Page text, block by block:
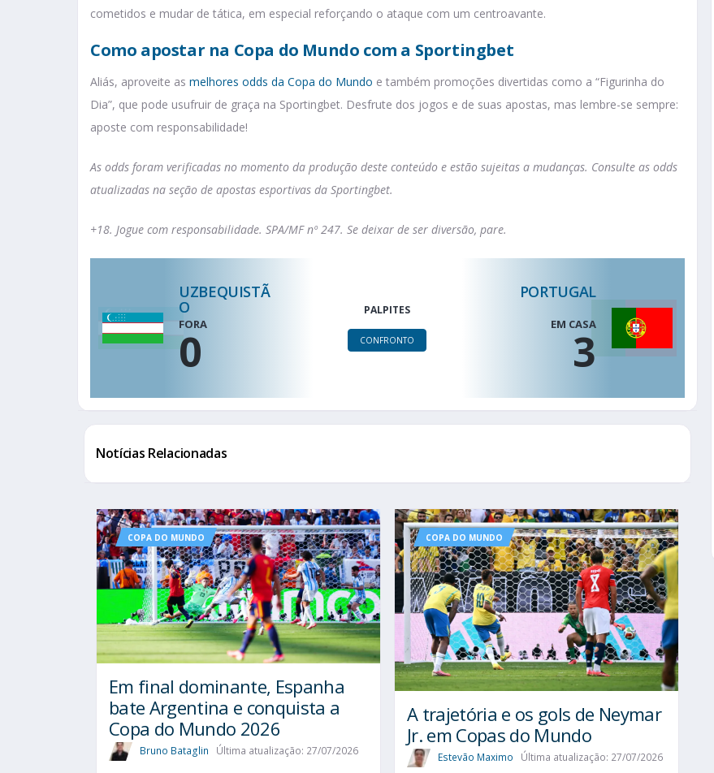
cometidos e mudar de tática, em especial reforçando o ataque com um centroavante.
Como apostar na Copa do Mundo com a Sportingbet
Aliás, aproveite as melhores odds da Copa do Mundo e também promoções divertidas como a “Figurinha do
Dia”, que pode usufruir de graça na Sportingbet. Desfrute dos jogos e de suas apostas, mas lembre-se sempre:
aposte com responsabilidade!
As odds foram verificadas no momento da produção deste conteúdo e estão sujeitas a mudanças. Consulte as odds
atualizadas na seção de apostas esportivas da Sportingbet.
+18. Jogue com responsabilidade. SPA/MF nº 247. Se deixar de ser diversão, pare.
UZBEQUISTÃ
O
FORA
0
PALPITES
CONFRONTO
PORTUGAL
EM CASA
3
Notícias Relacionadas
COPA DO MUNDO
Em final dominante, Espanha
bate Argentina e conquista a
Copa do Mundo 2026
Bruno Bataglin Última atualização: 27/07/2026
COPA DO MUNDO
A trajetória e os gols de Neymar
Jr. em Copas do Mundo
Estevão Maximo Última atualização: 27/07/2026